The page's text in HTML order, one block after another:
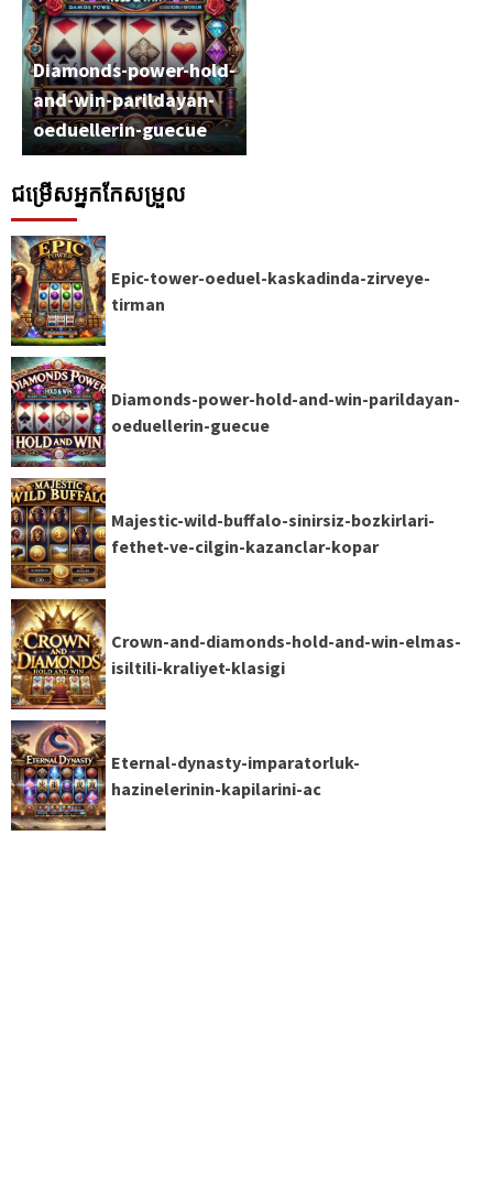
Epic-tower-oeduel-
kaskadinda-zirveye-
tirman
Diamonds-power-hold-
and-win-parildayan-
oeduellerin-guecue
ជម្រើសអ្នកកែសម្រួល
Epic-tower-oeduel-kaskadinda-zirveye-
tirman
Diamonds-power-hold-and-win-parildayan-
oeduellerin-guecue
Majestic-wild-buffalo-sinirsiz-bozkirlari-
fethet-ve-cilgin-kazanclar-kopar
Crown-and-diamonds-hold-and-win-elmas-
isiltili-kraliyet-klasigi
Eternal-dynasty-imparatorluk-
hazinelerinin-kapilarini-ac